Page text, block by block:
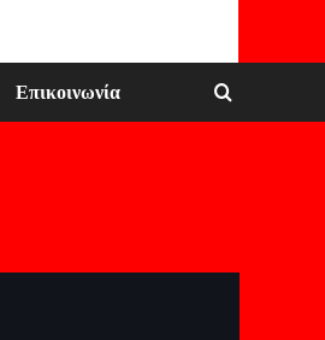
Επικοινωνία